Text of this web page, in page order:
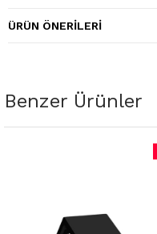
ÜRÜN ÖNERILERI
Benzer Ürünler